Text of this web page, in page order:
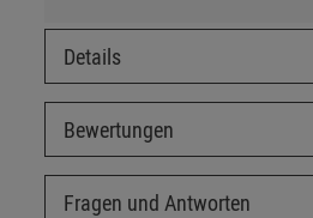
Details
Bewertungen
Fragen und Antworten